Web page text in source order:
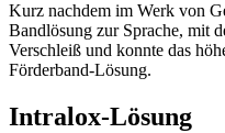
Kurz nachdem im Werk von
Bandlösung zur Sprache, mit
Verschleiß und konnte das
Förderband-Lösung.
Intralox-Lösung